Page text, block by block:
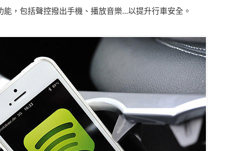
能，包括聲控撥出手機、播放音樂...以提升行車安全。